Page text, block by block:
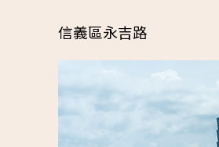
信義區永吉路